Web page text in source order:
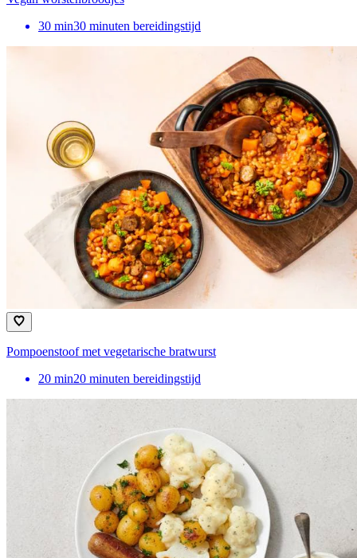
30 min30 minuten bereidingstijd
Pompoenstoof met vegetarische bratwurst
20 min20 minuten bereidingstijd